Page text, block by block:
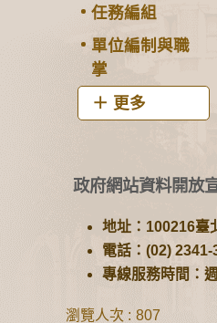
任務編組
單位編制與職
掌
更多
政府網站資料開放
地址：100216臺
電話：(02)
專線服務時間：
瀏覽人次 807